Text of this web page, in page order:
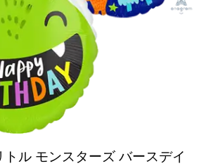
トル モンスターズ バースデイ